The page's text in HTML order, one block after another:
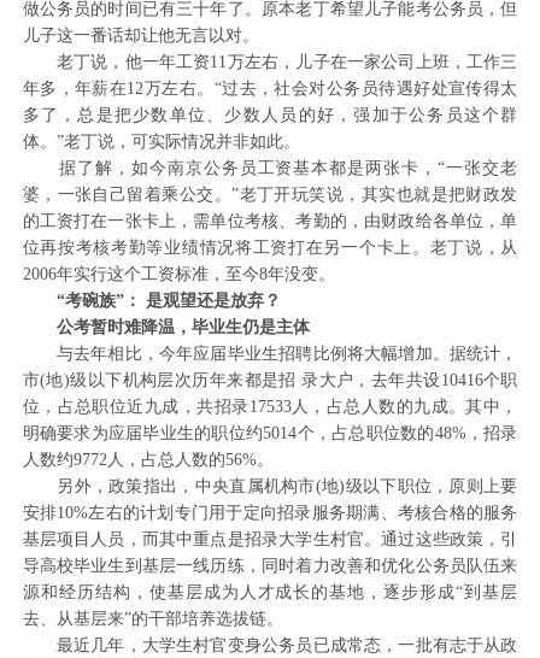
做公务员的时间已有三十年了。原本老丁希望儿子能考公务员，但
儿子这一番话却让他无言以对。
老丁说，他一年工资11万左右，儿子在一家公司上班，工作三
年多，年薪在12万左右。“过去，社会对公务员待遇好处宣传得太
多了，总是把少数单位、少数人员的好，强加于公务员这个群
体。”老丁说，可实际情况并非如此。
据了解，如今南京公务员工资基本都是两张卡，“一张交老
婆，一张自己留着乘公交。”老丁开玩笑说，其实也就是把财政发
的工资打在一张卡上，需单位考核、考勤的，由财政给各单位，单
位再按考核考勤等业绩情况将工资打在另一个卡上。老丁说，从
2006年实行这个工资标准，至今8年没变。
“考碗族”： 是观望还是放弃？
公考暂时难降温，毕业生仍是主体
与去年相比，今年应届毕业生招聘比例将大幅增加。据统计，
市(地)级以下机构层次历年来都是招 录大户，去年共设10416个职
位，占总职位近九成，共招录17533人，占总人数的九成。其中，
明确要求为应届毕业生的职位约5014个，占总职位数的48%，招录
人数约9772人，占总人数的56%。
另外，政策指出，中央直属机构市(地)级以下职位，原则上要
安排10%左右的计划专门用于定向招录服务期满、考核合格的服务
基层项目人员，而其中重点是招录大学生村官。通过这些政策，引
导高校毕业生到基层一线历练，同时着力改善和优化公务员队伍来
源和经历结构，使基层成为人才成长的基地，逐步形成“到基层
去、从基层来”的干部培养选拔链。
最近几年，大学生村官变身公务员已成常态，一批有志于从政